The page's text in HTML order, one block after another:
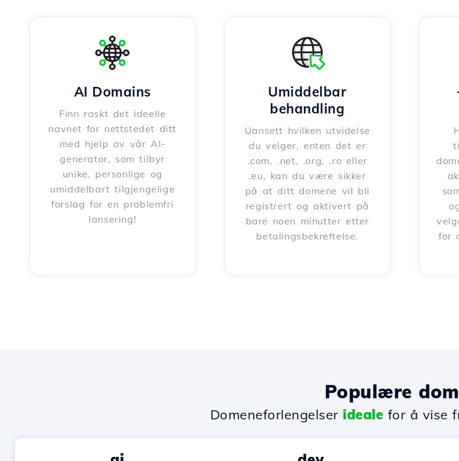
AI Domains
Finn raskt det ideelle
navnet for nettstedet ditt
med hjelp av vår AI-
generator, som tilbyr
unike, personlige og
umiddelbart tilgjengelige
forslag for en problemfri
lansering!
Umiddelbar
behandling
Uansett hvilken utvidelse
du velger, enten det er
.com, .net, .org, .ro eller
.eu, kan du være sikker
på at ditt domene vil bli
registrert og aktivert på
bare noen minutter etter
betalingsbekreftelse.
for
Populære
Domeneforlengelser ideale for å vise